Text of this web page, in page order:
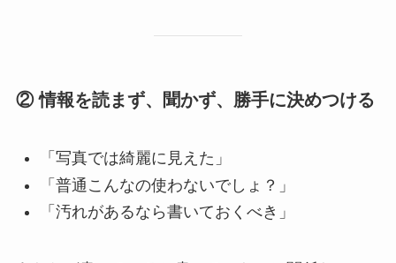
② 情報を読まず、聞かず、勝手に決めつける
「写真では綺麗に見えた」
「普通こんなの使わないでしょ？」
「汚れがあるなら書いておくべき」